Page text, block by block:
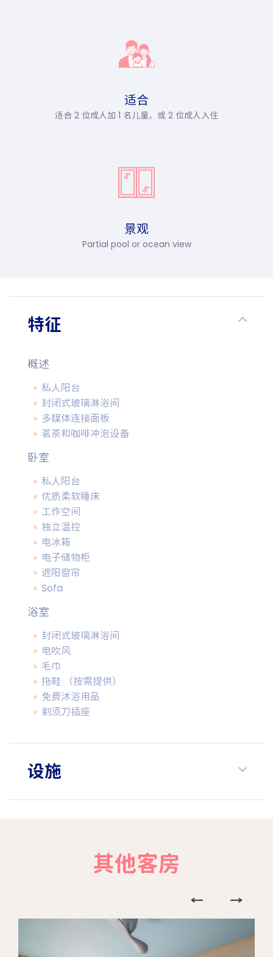
适合
适合 2 位成人加 1 名儿童，或 2 位成人入住
景观
Partial pool or ocean view
特征
概述
私人阳台
封闭式玻璃淋浴间
多媒体连接面板
茗茶和咖啡冲泡设备
卧室
私人阳台
优质柔软睡床
工作空间
独立温控
电冰箱
电子储物柜
遮阳窗帘
Sofa
浴室
封闭式玻璃淋浴间
电吹风
毛巾
拖鞋 （按需提供）
免费沐浴用品
剃须刀插座
设施
其他客房